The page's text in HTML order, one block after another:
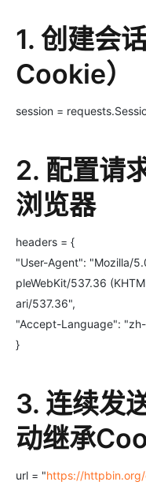
1. 创建会
Cookie）
session =
2. 配置请
浏览器
headers = {
"User-Agent": "Mozilla/
pleWebKit/537.36
ari/537.36",
"Accept-Language":
}
3. 连续发
动继承
url = "https://